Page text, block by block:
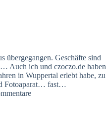
übergegangen. Geschäfte sind
Auch ich und czoczo.de haben
in Wuppertal erlebt habe, zu
Fotoaparat… fast…